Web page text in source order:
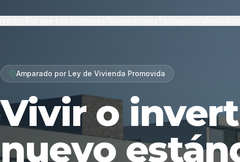
Amparado por Ley de Vivienda Promovida
Vivir o
nuevo